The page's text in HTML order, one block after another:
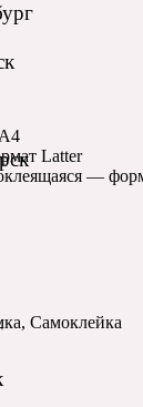
Latter
—
Самоклейка